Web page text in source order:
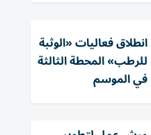
انطلاق فعاليات «الوثبة
للرطب» المحطة الثالثة
في الموسم